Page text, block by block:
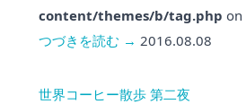
content/themes/b/tag.php on
つづきを読む → 2016.08.08
世界コーヒー散歩 第二夜